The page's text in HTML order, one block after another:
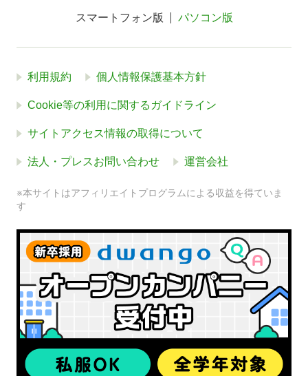
スマートフォン版 パソコン版
利用規約 個人情報保護基本方針
Cookie等の利用に関するガイドライン
サイトアクセス情報の取得について
法人・プレスお問い合わせ 運営会社
※本サイトはアフィリエイトプログラムによる収益を得ていま
す